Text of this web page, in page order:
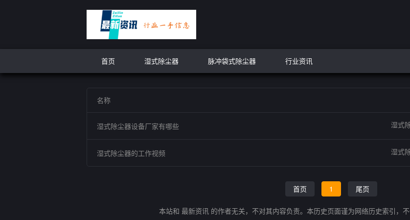
首页 湿式除尘器 脉冲袋式除尘器 行业资讯
名称
湿式除尘器设备厂家有哪些 湿式
湿式除尘器的工作视频 湿式
首页 1 尾页
本站和 最新资讯 的作者无关，不对其内容负责。本历史页面谨为网络历史索引，不